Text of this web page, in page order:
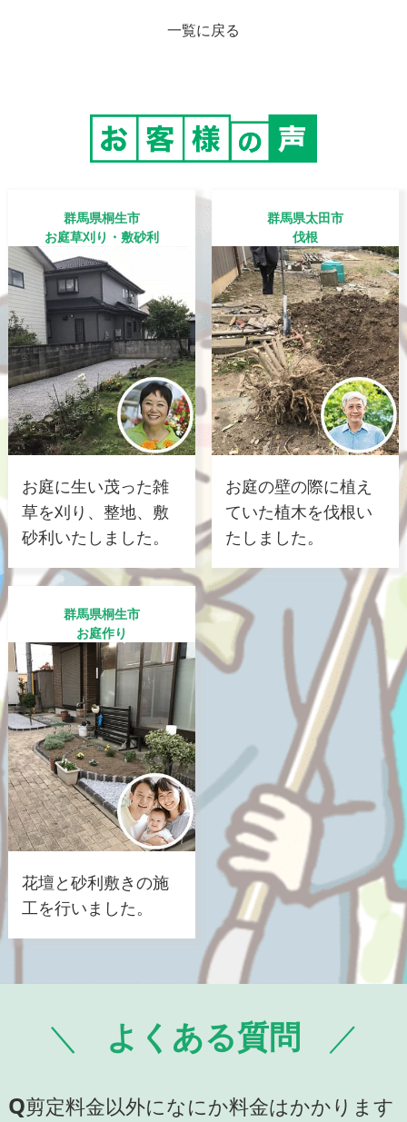
一覧に戻る
群馬県桐生市
お庭草刈り・敷砂利
お庭に生い茂った雑
草を刈り、整地、敷
砂利いたしました。
群馬県太田市
伐根
お庭の壁の際に植え
ていた植木を伐根い
たしました。
群馬県桐生市
お庭作り
花壇と砂利敷きの施
工を行いました。
よくある質問
Q剪定料金以外になにか料金はかかります